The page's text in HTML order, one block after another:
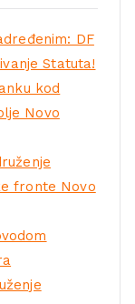
DF
Statuta!
kod
Novo
fronte Novo